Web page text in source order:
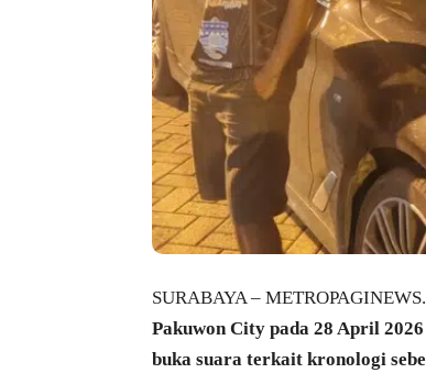
SURABAYA –
Pakuwon City pada 28 April
buka suara terkait kronologi